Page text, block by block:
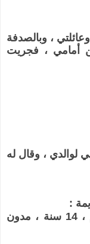
، وبالصدفة
أمامي ، فجريت
لوالدي ، وقال له
:
وده بقى يا جماعة علي هشام ، 14 سنة ، مدون